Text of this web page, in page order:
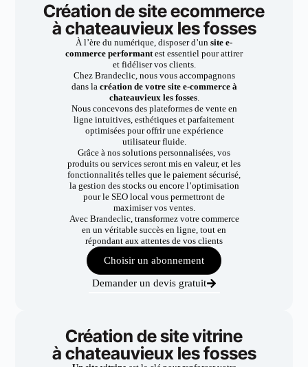
Création de site ecommerce
à chateauvieux les fosses
À l’ère du numérique, disposer d’un site e-
commerce performantest essentiel pour attirer
et fidéliser vos clients.
Chez Brandeclic, nous vous accompagnons
dans la création de votre site e-commerce à
chateauvieux les fosses.
Nous concevons des plateformes de vente en
ligne intuitives, esthétiques et parfaitement
optimisées pour offrir une expérience
utilisateur fluide.
Grâce à nos solutions personnalisées, vos
produits ou services seront mis en valeur, et les
fonctionnalités telles que le paiement sécurisé,
la gestion des stocks ou encore l’optimisation
pour le SEO local vous permettront de
maximiser vos ventes.
Avec Brandeclic, transformez votre commerce
en un véritable succès en ligne, tout en
répondant aux attentes de vos clients
Choisir un abonnement
Demander un devis gratuit
Création de site vitrine
à chateauvieux les fosses